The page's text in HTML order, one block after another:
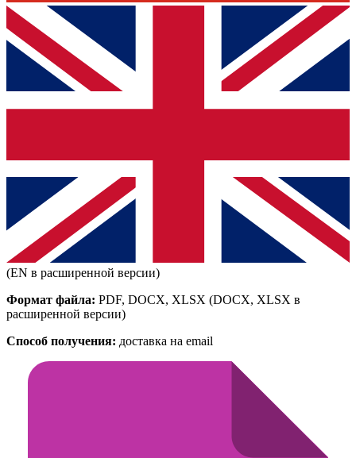
(EN в расширенной версии)
Формат файла: PDF, DOCX, XLSX (DOCX, XLSX в
расширенной версии)
Способ получения: доставка на email